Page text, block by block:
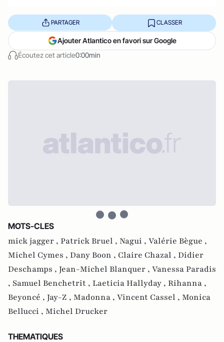
Écoutez cet article0:00min
PARTAGER CLASSER
Ajouter Atlantico en favori sur Google
MOTS-CLES
mick jagger , Patrick Bruel , Nagui , Valérie Bègue ,
Michel Cymes , Dany Boon , Claire Chazal , Didier
Deschamps , Jean-Michel Blanquer , Vanessa Paradis
, Samuel Benchetrit , Laeticia Hallyday , Rihanna ,
Beyoncé , Jay-Z , Madonna , Vincent Cassel , Monica
Bellucci , Michel Drucker
THEMATIQUES